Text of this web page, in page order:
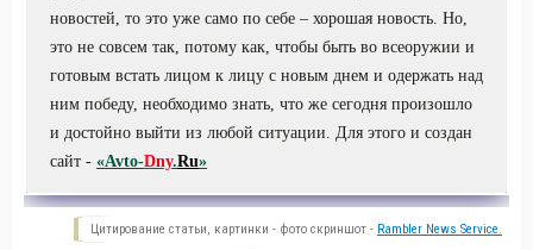
новостей, то это уже само по себе – хорошая новость. Но,
это не совсем так, потому как, чтобы быть во всеоружии и
готовым встать лицом к лицу с новым днем и одержать над
ним победу, необходимо знать, что же сегодня произошло
и достойно выйти из любой ситуации. Для этого и создан
сайт - «Avto-Dny.Ru»
Цитирование статьи, картинки - фото скриншот - Rambler News Service.